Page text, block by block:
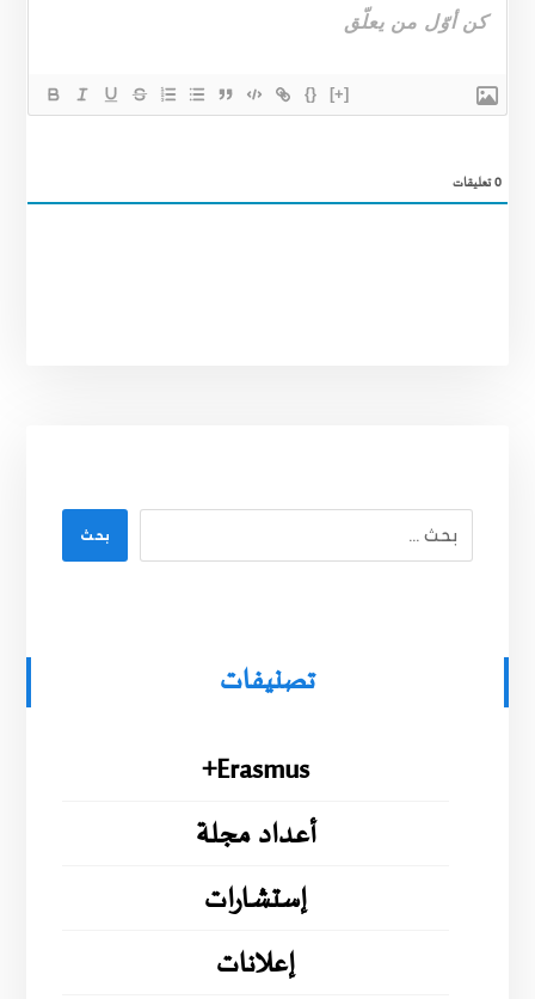
{} [+]
0تعليقات
بحث
تصنيفات
Erasmus+
أعداد مجلة
إستشارات
إعلانات